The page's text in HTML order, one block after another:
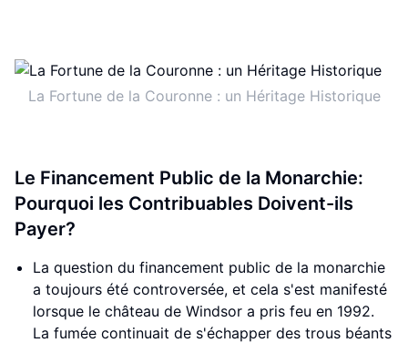
La Fortune de la Couronne : un Héritage Historique
Le Financement Public de la Monarchie:
Pourquoi les Contribuables Doivent-ils
Payer?
La question du financement public de la monarchie
a toujours été controversée, et cela s'est manifesté
lorsque le château de Windsor a pris feu en 1992.
La fumée continuait de s'échapper des trous béants